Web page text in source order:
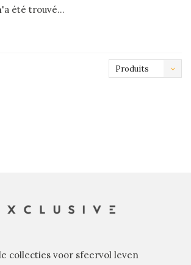
été trouvé...
Produits
collecties voor sfeervol leven